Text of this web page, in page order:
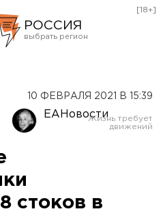
РОССИЯ
Оренбург
[18+]
10 ФЕВРАЛЯ 2021 В 15:39
ЕАНовости
стоков в